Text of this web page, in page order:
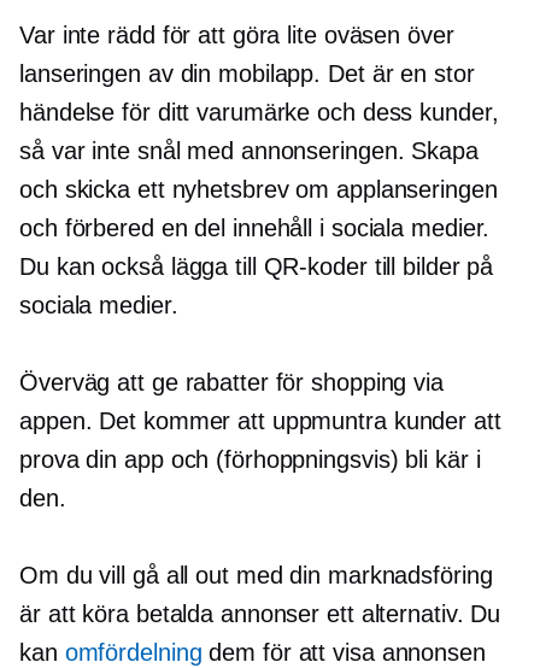
Var inte rädd för att göra lite oväsen över
lanseringen av din mobilapp. Det är en stor
händelse för ditt varumärke och dess kunder,
så var inte snål med annonseringen. Skapa
och skicka ett nyhetsbrev om applanseringen
och förbered en del innehåll i sociala medier.
Du kan också lägga till QR-koder till bilder på
sociala medier.
Överväg att ge rabatter för shopping via
appen. Det kommer att uppmuntra kunder att
prova din app och (förhoppningsvis) bli kär i
den.
Om du vill gå all out med din marknadsföring
är att köra betalda annonser ett alternativ. Du
kan omfördelning dem för att visa annonsen